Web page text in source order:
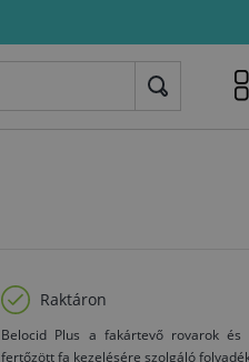
Raktáron
Belocid Plus a fakártevő rovarok és
fertőzött fa kezelésére szolgáló